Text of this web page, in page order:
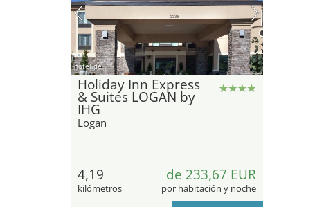
hotel.de
Holiday Inn Express
& Suites LOGAN by
IHG
Logan
4,19
kilómetros
de 233,67 EUR
por habitación y noche